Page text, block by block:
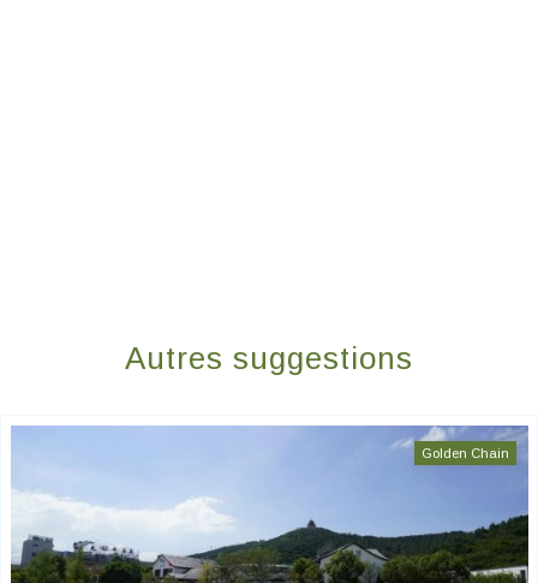
Autres suggestions
Golden Chain